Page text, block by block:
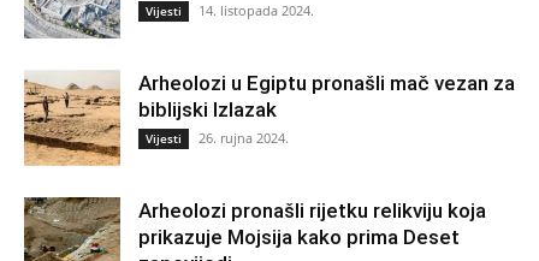
Vijesti 14. listopada 2024.
Arheolozi u Egiptu pronašli mač vezan za
biblijski Izlazak
Vijesti 26. rujna 2024.
Arheolozi pronašli rijetku relikviju koja
prikazuje Mojsija kako prima Deset